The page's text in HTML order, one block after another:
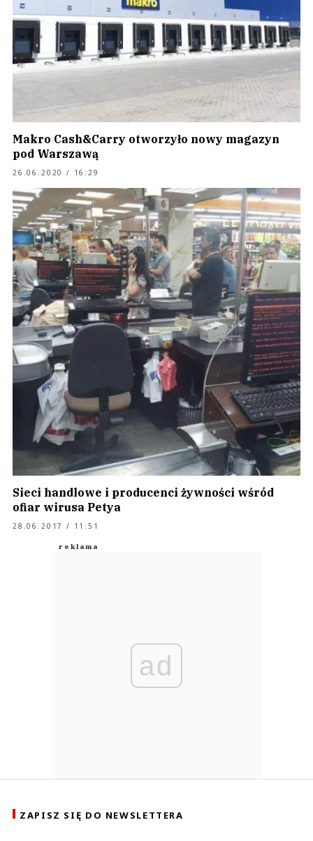
Makro Cash&Carry otworzyło nowy magazyn
pod Warszawą
26.06.2020 / 16:29
Sieci handlowe i producenci żywności wśród
ofiar wirusa Petya
28.06.2017 / 11:51
ad
ZAPISZ SIĘ DO NEWSLETTERA